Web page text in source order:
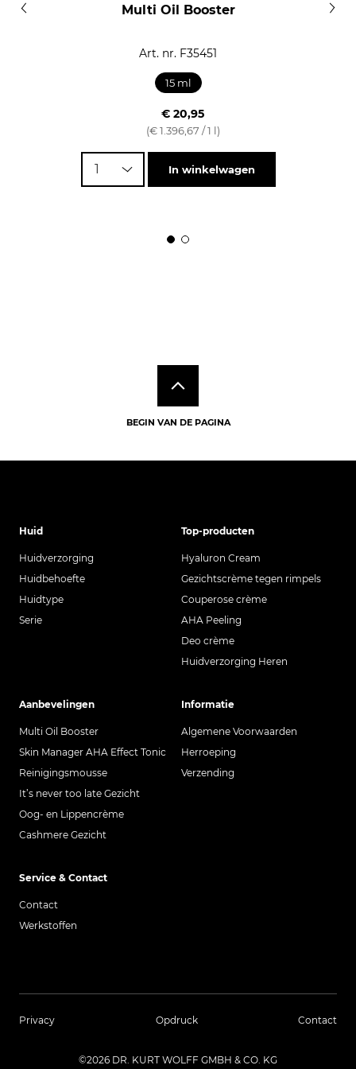
Multi Oil Booster
Art. nr. F35451
15 ml
€ 20,95
(€ 1.396,67 / 1 l)
1 In winkelwagen
BEGIN VAN DE PAGINA
Huid
Huidverzorging
Huidbehoefte
Huidtype
Serie
Top-producten
Hyaluron Cream
Gezichtscrème tegen rimpels
Couperose crème
AHA Peeling
Deo crème
Huidverzorging Heren
Aanbevelingen
Multi Oil Booster
Skin Manager AHA Effect Tonic
Reinigingsmousse
It’s never too late Gezicht
Oog- en Lippencrème
Cashmere Gezicht
Informatie
Algemene Voorwaarden
Herroeping
Verzending
Service & Contact
Contact
Werkstoffen
Privacy Opdruck Contact
©2026 DR. KURT WOLFF GMBH & CO. KG